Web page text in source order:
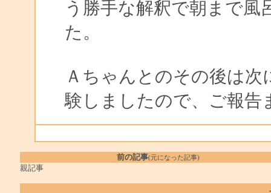
う勝手な解釈で朝まで
た。
Ａちゃんとのその後は
験しましたので、ご報告
前の記事(元になった記事)
親記事